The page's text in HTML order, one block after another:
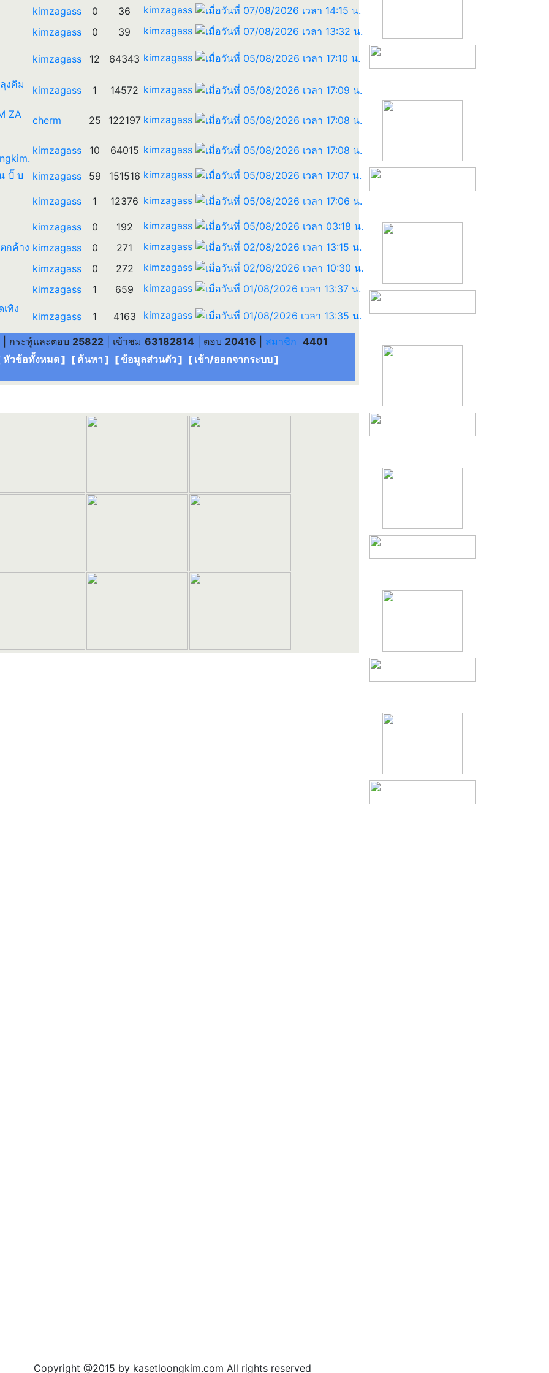
kimzagass 0 36
kimzagass
kimzagass 0 39
kimzagass
kimzagass 12 64343 kimzagass
งคิม
kimzagass 1 14572 kimzagass
ZA
cherm 25 122197 kimzagass
kimzagass 10 64015 kimzagass
ปั๊ บ kimzagass 59 151516 kimzagass
kimzagass 1 12376 kimzagass
kimzagass 0 192
kimzagass
กค้าง kimzagass 0 271
kimzagass
kimzagass 0 272
kimzagass
kimzagass 1 659
kimzagass
เทิง
kimzagass 1 4163 kimzagass
| กระทู้และตอบ 25822 | เข้าชม 63182814 | ตอบ 20416 สมาชิก 4401
หัวข้อทั้งหมด] [ ค้นหา ] [ข้อมูลส่วนตัว] [ เข้า/ออกจากระบบ]
@2015 by kasetloongkim.com All rights reserved